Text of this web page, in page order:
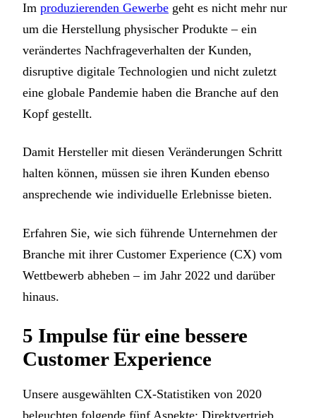
Im produzierenden Gewerbe geht es nicht mehr nur
um die Herstellung physischer Produkte – ein
verändertes Nachfrageverhalten der Kunden,
disruptive digitale Technologien und nicht zuletzt
eine globale Pandemie haben die Branche auf den
Kopf gestellt.
Damit Hersteller mit diesen Veränderungen Schritt
halten können, müssen sie ihren Kunden ebenso
ansprechende wie individuelle Erlebnisse bieten.
Erfahren Sie, wie sich führende Unternehmen der
Branche mit ihrer Customer Experience (CX) vom
Wettbewerb abheben – im Jahr 2022 und darüber
hinaus.
5 Impulse für eine bessere
Customer Experience
Unsere ausgewählten CX-Statistiken von 2020
beleuchten folgende fünf Aspekte: Direktvertrieb